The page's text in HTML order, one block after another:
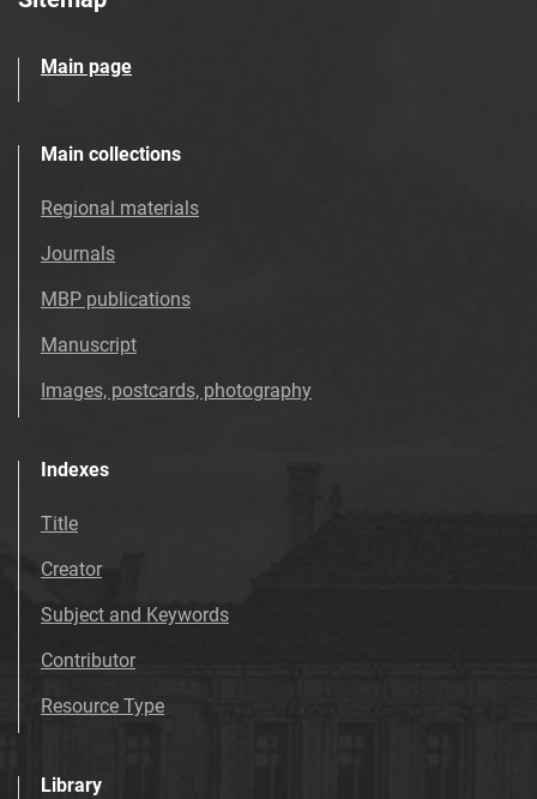
Main page
Main collections
Regional materials
Journals
MBP publications
Manuscript
Images, postcards, photography
Indexes
Title
Creator
Subject and Keywords
Contributor
Resource Type
Library